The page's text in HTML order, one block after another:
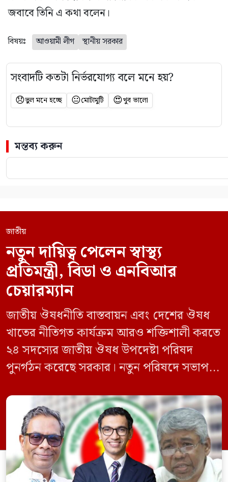
জবাবে তিনি এ কথা বলেন।
বিষয়ঃ আওয়ামী লীগ স্থানীয় সরকার
সংবাদটি কতটা নির্ভরযোগ্য বলে মনে হয়?
😞ভুল মনে হচ্ছে 😐মোটামুটি 😍খুব ভালো
মন্তব্য করুন
জাতীয়
নতুন দায়িত্ব পেলেন স্বাস্থ্য
প্রতিমন্ত্রী, বিডা ও এনবিআর
চেয়ারম্যান
জাতীয় ঔষধনীতি বাস্তবায়ন এবং দেশের ঔষধ
খাতের নীতিগত কার্যক্রম আরও শক্তিশালী করতে
২৪ সদস্যের জাতীয় ঔষধ উপদেষ্টা পরিষদ
পুনর্গঠন করেছে সরকার। নতুন পরিষদে সভাপতি
কল্যাণমন্ত্রী এবং সদস্য সচিব থাকবেন স্বাস্থ্য ও
পরিবার কল্যাণ মন্ত্রণালয়ের সচিব। একই সঙ্গে
স্বাস্থ্য প্রতিমন্ত্রী, বাংলাদেশ বিনিয়োগ উন্নয়ন
কর্তৃপক্ষ (বিডা)-এর নির্বাহী চেয়ারম্যান এবং
জাতীয় […]